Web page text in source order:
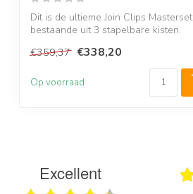
Dit is de ultieme Join Clips Masterset
bestaande uit 3 stapelbare kisten.
€359,37 €338,20
Op voorraad
Excellent